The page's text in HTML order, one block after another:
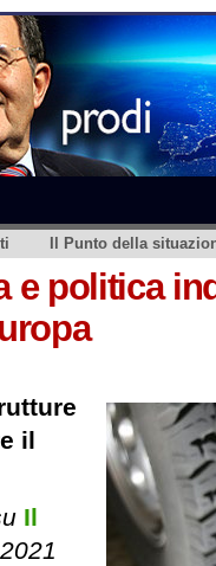
Il Punto della
e politica
il
Il